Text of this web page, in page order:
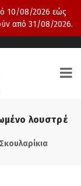
10/08/2026 εώς
από 31/08/2026.
λουστρέ
Σκουλαρίκια